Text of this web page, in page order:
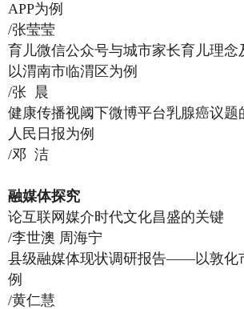
APP为例
/张莹莹
育儿微信公众号与城市家长育儿理
以渭南市临渭区为例
/张 晨
健康传播视阈下微博平台乳腺癌议
人民日报为例
/邓 洁
融媒体探究
论互联网媒介时代文化昌盛的关键
/李世澳 周海宁
县级融媒体现状调研报告——以敦化
例
/黄仁慧